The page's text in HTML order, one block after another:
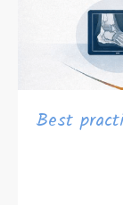
Best